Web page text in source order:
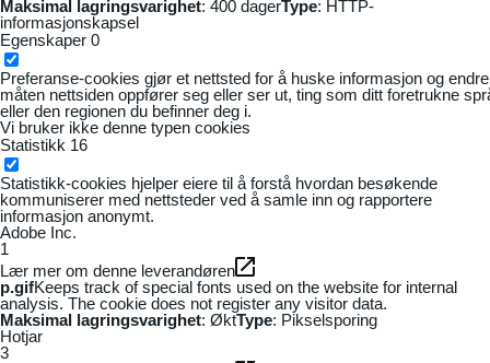
Maksimal lagringsvarighet: 400 dagerType: HTTP-
informasjonskapsel
Egenskaper 0
Preferanse-cookies gjør et nettsted for å huske informasjon og
måten nettsiden oppfører seg eller ser ut, ting som ditt foretrukne
eller den regionen du befinner deg i.
Vi bruker ikke denne typen cookies
Statistikk 16
Statistikk-cookies hjelper eiere til å forstå hvordan besøkende
kommuniserer med nettsteder ved å samle inn og rapportere
informasjon anonymt.
Adobe Inc.
1
Lær mer om denne leverandøren
p.gifKeeps track of special fonts used on the website for internal
analysis. The cookie does not register any visitor data.
Maksimal lagringsvarighet: ØktType: Pikselsporing
Hotjar
3